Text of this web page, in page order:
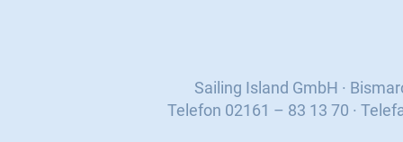
Sailing Island GmbH ·
Telefon 02161 – 83 13 70 ·